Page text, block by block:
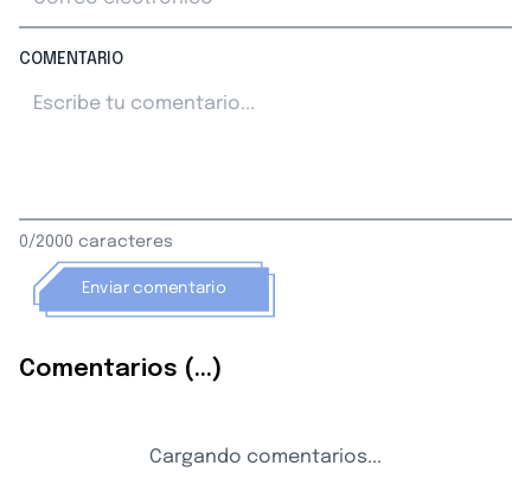
COMENTARIO
0/2000 caracteres
Enviar comentario
Comentarios (...)
Cargando comentarios...